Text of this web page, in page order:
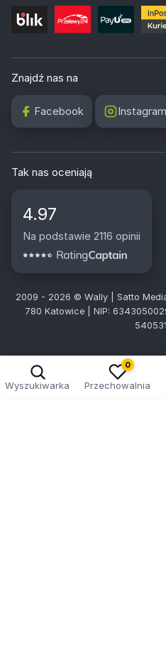
Znajdź nas na
Facebook Instagram
Tak nas oceniają
4.97
Na podstawie 2116 opinii
2009 - 2026 © Wally | Satto
780 Katowice | NIP:
Wyszukiwarka
0
Przechowalnia